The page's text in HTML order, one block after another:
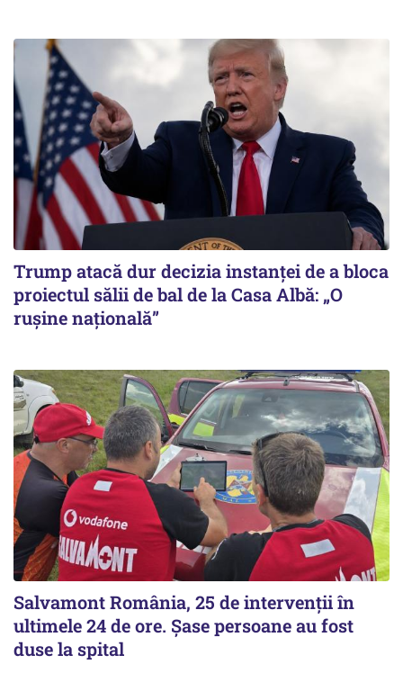
Trump atacă dur decizia instanţei de a bloca
proiectul sălii de bal de la Casa Albă: „O
ruşine naţională”
Salvamont România, 25 de intervenții în
ultimele 24 de ore. Șase persoane au fost
duse la spital